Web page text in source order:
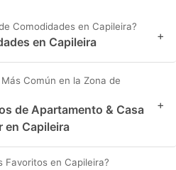
Comodidades en Capileira?
en Capileira +
Común en la Zona de
de Apartamento & Casa
en Capileira
+
Favoritos en Capileira?